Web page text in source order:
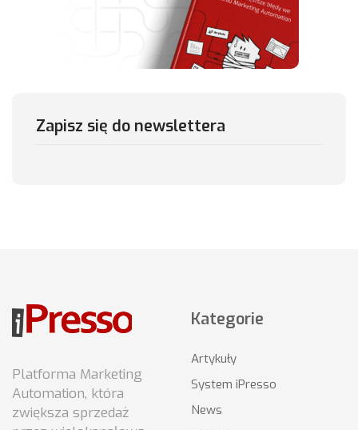
Zapisz się do newslettera
Platforma Marketing
Automation, która
zwiększa sprzedaż
Kategorie
Artykuły
System iPresso
News